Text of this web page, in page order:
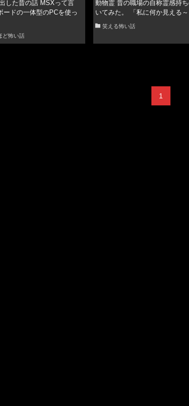
した昔の話 MSXって言
ードの一体型のPCを使っ
ど怖い話
動物霊 昔の職場の自称霊感持
いてみた。 「私に何か見える
笑える怖い話
1